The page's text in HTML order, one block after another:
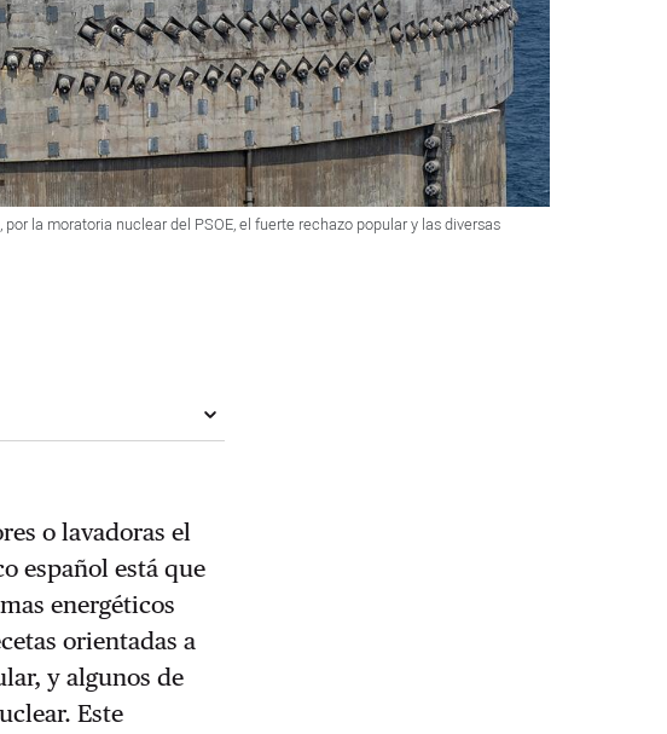
la moratoria nuclear del PSOE, el fuerte rechazo popular y las diversas
o lavadoras el
español está que
energéticos
orientadas a
y algunos de
Este